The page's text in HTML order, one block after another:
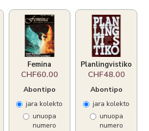
Femina
CHF60.00
Abontipo
jara kolekto
unuopa
numero
Planlingvistiko
CHF48.00
Abontipo
jara kolekto
unuopa
numero